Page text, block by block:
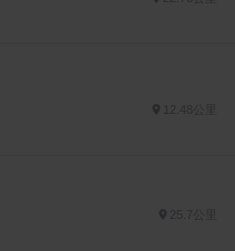
12.48公里
25.7公里